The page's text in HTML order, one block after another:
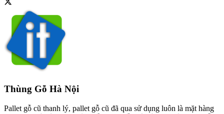
Thùng Gỗ Hà Nội
Pallet gỗ cũ thanh lý, pallet gỗ cũ đã qua sử dụng luôn là mặt hàng